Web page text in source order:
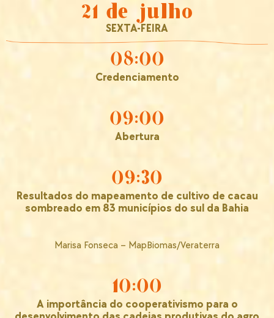
21 de julho
SEXTA-FEIRA
08:00
Credenciamento
09:00
Abertura
09:30
Resultados do mapeamento de cultivo de cacau
sombreado em 83 municípios do sul da Bahia
Marisa Fonseca – MapBiomas/Veraterra
10:00
A importância do cooperativismo para o